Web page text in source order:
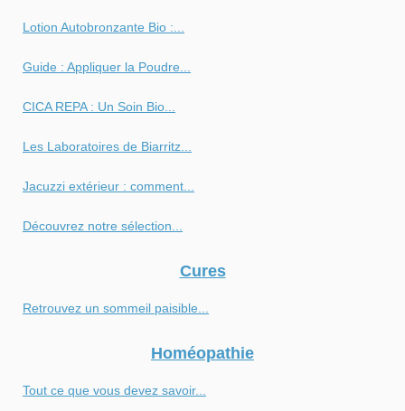
Lotion Autobronzante Bio :...
Guide : Appliquer la Poudre...
CICA REPA : Un Soin Bio...
Les Laboratoires de Biarritz...
Jacuzzi extérieur : comment...
Découvrez notre sélection...
Cures
Retrouvez un sommeil paisible...
Homéopathie
Tout ce que vous devez savoir...